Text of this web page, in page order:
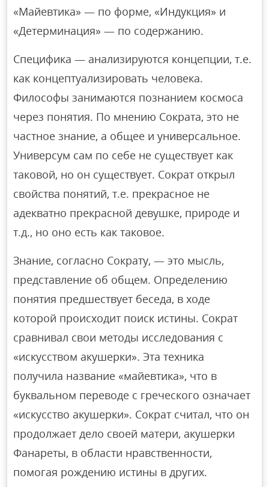
«Майевтика» — по форме, «Индукция» и
«Детерминация» — по содержанию.
Специфика — анализируются концепции, т.е.
как концептуализировать человека.
Философы занимаются познанием космоса
через понятия. По мнению Сократа, это не
частное знание, а общее и универсальное.
Универсум сам по себе не существует как
таковой, но он существует. Сократ открыл
свойства понятий, т.е. прекрасное не
адекватно прекрасной девушке, природе и
т.д., но оно есть как таковое.
Знание, согласно Сократу, — это мысль,
представление об общем. Определению
понятия предшествует беседа, в ходе
которой происходит поиск истины. Сократ
сравнивал свои методы исследования с
«искусством акушерки». Эта техника
получила название «майевтика», что в
буквальном переводе с греческого означает
«искусство акушерки». Сократ считал, что он
продолжает дело своей матери, акушерки
Фанареты, в области нравственности,
помогая рождению истины в других.